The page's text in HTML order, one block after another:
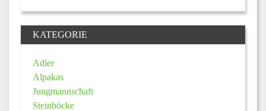
KATEGORIE
Adler
Alpakas
Jungmannschaft
Steinböcke